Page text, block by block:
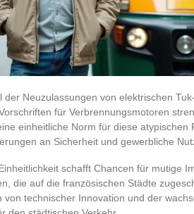
der Neuzulassungen von elektrischen
für Verbrennungsmotoren
einheitliche Norm für diese
an Sicherheit und gewerbliche
schafft Chancen für mutige
die auf die französischen Städte
von technischer Innovation und der